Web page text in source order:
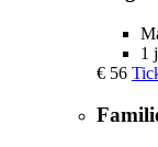
1
€ 56